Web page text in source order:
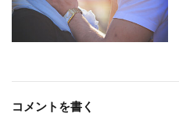
コメントを書く